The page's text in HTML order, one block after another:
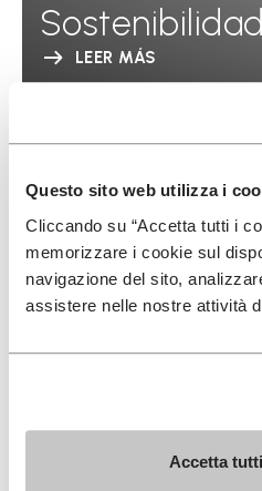
Questo sito web utilizza i
Cliccando su “Accetta tutti i
memorizzare i cookie sul
navigazione del sito,
assistere nelle nostre attività
Accetta
Sostenibilidad
LEER MÁS